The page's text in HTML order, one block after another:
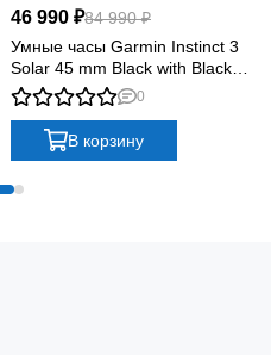
мониторинг
волокном
по MIL-STD-810
использование.
46 990 ₽84 990 ₽
Умные часы Garmin Instinct 3
Solar 45 mm Black with Black
Band
0
В корзину